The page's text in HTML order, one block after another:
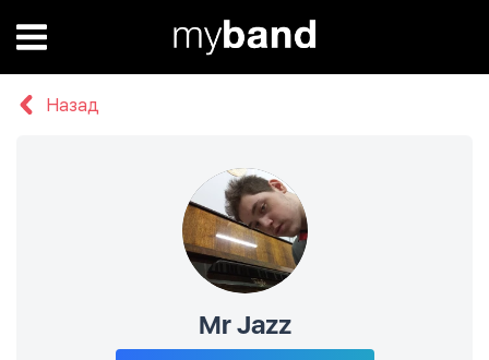
Назад
Mr Jazz